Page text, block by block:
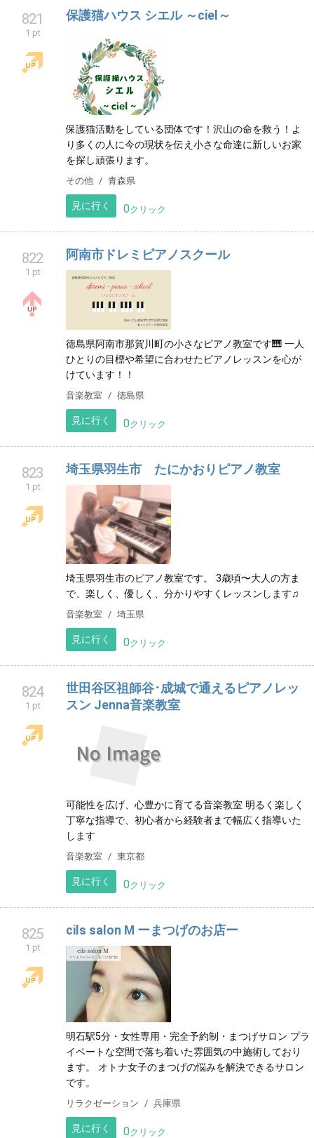
821
1 pt
保護猫ハウス シエル ～ciel～
保護猫活動をしている団体です！沢山の命を救う！よ
り多くの人に今の現状を伝え小さな命達に新しいお家
を探し頑張ります。
その他 青森県
見に行く 0クリック
822
1 pt
阿南市ドレミピアノスクール
徳島県阿南市那賀川町の小さなピアノ教室です🎹 一人
ひとりの目標や希望に合わせたピアノレッスンを心が
けています！！
音楽教室 徳島県
見に行く 0クリック
823
1 pt
埼玉県羽生市 たにかおりピアノ教室
埼玉県羽生市のピアノ教室です。 3歳頃〜大人の方ま
で、楽しく、優しく、分かりやすくレッスンします♫
音楽教室 埼玉県
見に行く 0クリック
824
1 pt
世田谷区祖師谷･成城で通えるピアノレッ
スン Jenna音楽教室
可能性を広げ、心豊かに育てる音楽教室 明るく楽しく
丁寧な指導で、初心者から経験者まで幅広く指導いた
します
音楽教室 東京都
見に行く 0クリック
825
1 pt
cils salon M ーまつげのお店ー
明石駅5分・女性専用・完全予約制・まつげサロン プラ
イベートな空間で落ち着いた雰囲気の中施術しており
ます。 オトナ女子のまつげの悩みを解決できるサロン
です。
リラクゼーション 兵庫県
見に行く 0クリック